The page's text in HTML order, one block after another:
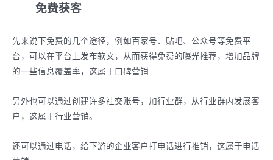
免费获客
先来说下免费的几个途径，例如百家号、贴吧、公众号等免费平
台，可以在平台上发布软文，从而获得免费的曝光推荐，增加品牌
的一些信息覆盖率，这属于口碑营销
另外也可以通过创建许多社交账号，加行业群，从行业群内发展客
户，这属于行业营销。
还可以通过电话，给下游的企业客户打电话进行推销，这属于电话